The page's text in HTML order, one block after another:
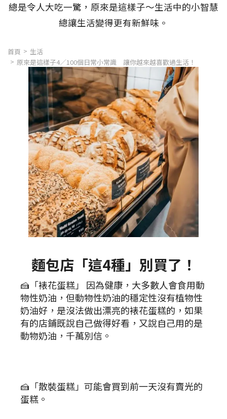
總是令人大吃一驚，原來是這樣子～生活中的小智慧
總讓生活變得更有新鮮味。
首頁
生活
原來是這樣子4／100個日常小常識 讓你越來越喜歡過生活！
麵包店「這4種」別買了！
🍰「裱花蛋糕」 因為健康，大多數人會食用動
物性奶油，但動物性奶油的穩定性沒有植物性
奶油好，是沒法做出漂亮的裱花蛋糕的，如果
有的店鋪既說自己做得好看，又說自己用的是
動物奶油，千萬別信。
🍰「散裝蛋糕」可能會買到前一天沒有賣光的
蛋糕。